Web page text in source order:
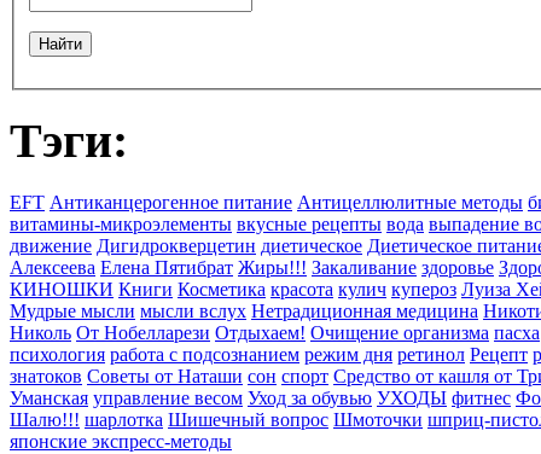
Тэги:
EFT Антиканцерогенное питание Антицеллюлитные методы
витамины-микроэлементы вкусные рецепты вода выпадение
движение Дигидрокверцетин диетическое Диетическое
Алексеева Елена Пятибрат Жиры!!! Закаливание здоровье
КИНОШКИ Книги Косметика красота кулич купероз Луиза
Мудрые мысли мысли вслух Нетрадиционная медицина
Николь От Нобелларези Отдыхаем! Очищение организма пасха
психология работа с подсознанием режим дня ретинол Рецепт
знатоков Советы от Наташи сон спорт Средство от кашля от
Уманская управление весом Уход за обувью УХОДЫ фитнес
Шалю!!! шарлотка Шишечный вопрос Шмоточки шприц-
японские экспресс-методы